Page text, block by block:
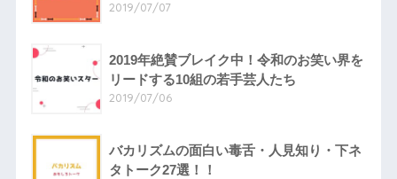
2019/07/07
2019年絶賛ブレイク中！令和のお笑い界を
リードする10組の若手芸人たち
2019/07/06
バカリズムの面白い毒舌・人見知り・下ネ
タトーク27選！！